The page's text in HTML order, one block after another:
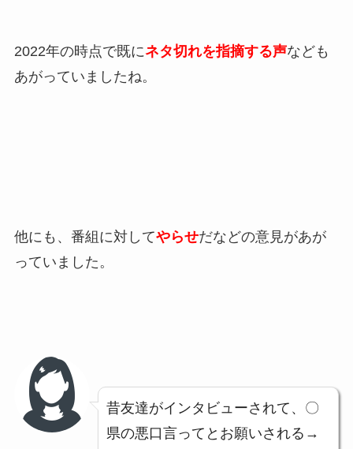
2022年の時点で既にネタ切れを指摘する声なども
あがっていましたね。
他にも、番組に対してやらせだなどの意見があが
っていました。
昔友達がインタビューされて、〇
県の悪口言ってとお願いされる→